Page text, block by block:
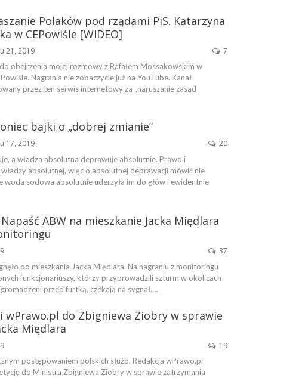
Polaków pod rządami PiS. Katarzyna
w CEPowiśle [WIDEO]
21, 2019 7
obejrzenia mojej rozmowy z Rafałem Mossakowskim w
Nagrania nie zobaczycie już na YouTube. Kanał
przez ten serwis internetowy za „naruszanie zasad
bajki o „dobrej zmianie”
17, 2019 20
a władza absolutna deprawuje absolutnie. Prawo i
absolutnej, więc o absolutnej deprawacji mówić nie
woda sodowa absolutnie uderzyła im do głów i ewidentnie
ABW na mieszkanie Jacka Międlara
37
do mieszkania Jacka Międlara. Na nagraniu z monitoringu
funkcjonariuszy, którzy przyprowadzili szturm w okolicach
przed furtką, czekają na sygnał.…
wPrawo.pl do Zbigniewa Ziobry w sprawie
Międlara
19
postępowaniem polskich służb, Redakcja wPrawo.pl
do Ministra Zbigniewa Ziobry w sprawie zatrzymania